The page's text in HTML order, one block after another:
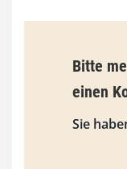
Bitte
einen
Sie